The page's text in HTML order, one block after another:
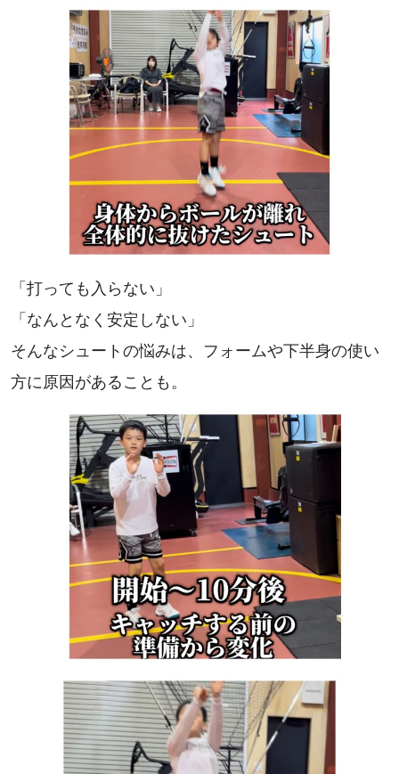
「打っても入らない」
「なんとなく安定しない」
そんなシュートの悩みは、フォームや下半身の使い
方に原因があることも。